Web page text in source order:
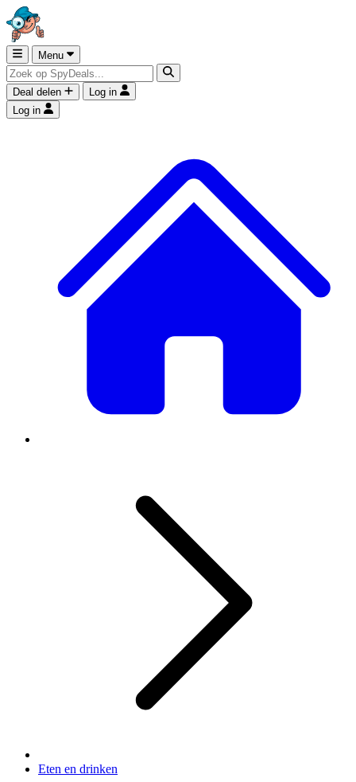
Menu
Deal delen
Log in
Log in
Eten en drinken